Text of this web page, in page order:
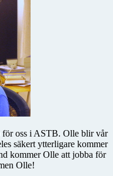
för oss i ASTB. Olle blir vår
säkert ytterligare kommer
kommer Olle att jobba för
Olle!